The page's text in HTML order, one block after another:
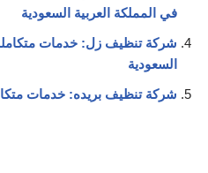
في المملكة العربية السعودية
شركة تنظيف زل: خدمات
السعودية
شركة تنظيف بريده: خدمات